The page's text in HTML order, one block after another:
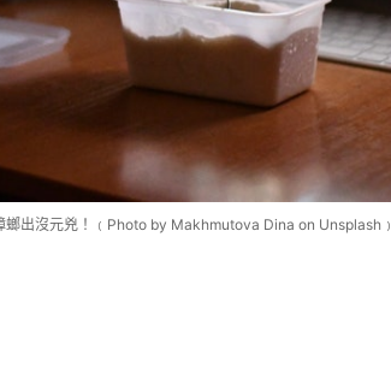
螂出沒元兇！﹙Photo by Makhmutova Dina on Unsplash﹚